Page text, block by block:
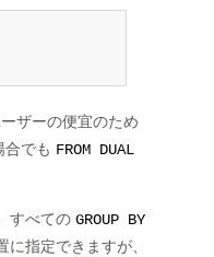
ザーの便宜のため
でも FROM DUAL
すべての GROUP BY
指定できますが、